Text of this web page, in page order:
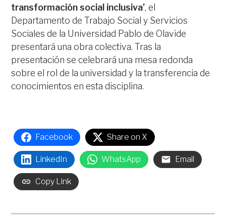
transformación social inclusiva’, el
Departamento de Trabajo Social y Servicios
Sociales de la Universidad Pablo de Olavide
presentará una obra colectiva. Tras la
presentación se celebrará una mesa redonda
sobre el rol de la universidad y la transferencia de
conocimientos en esta disciplina.
Facebook Share on X
LinkedIn WhatsApp Email
Copy Link